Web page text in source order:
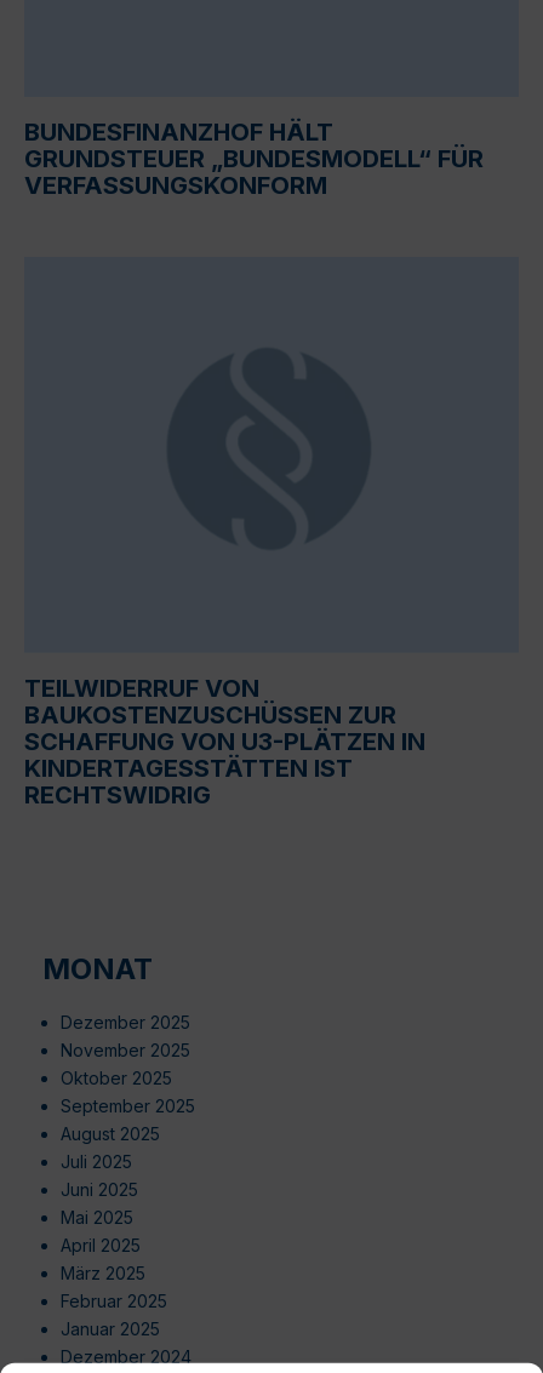
BUNDESFINANZHOF HÄLT
GRUNDSTEUER „BUNDESMODELL“ FÜR
VERFASSUNGSKONFORM
TEILWIDERRUF VON
BAUKOSTENZUSCHÜSSEN ZUR
SCHAFFUNG VON U3-PLÄTZEN IN
KINDERTAGESSTÄTTEN IST
RECHTSWIDRIG
MONAT
Dezember 2025
November 2025
Oktober 2025
September 2025
August 2025
Juli 2025
Juni 2025
Mai 2025
April 2025
März 2025
Februar 2025
Januar 2025
Dezember 2024